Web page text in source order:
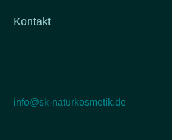
Kontakt
info@sk-naturkosmetik.de